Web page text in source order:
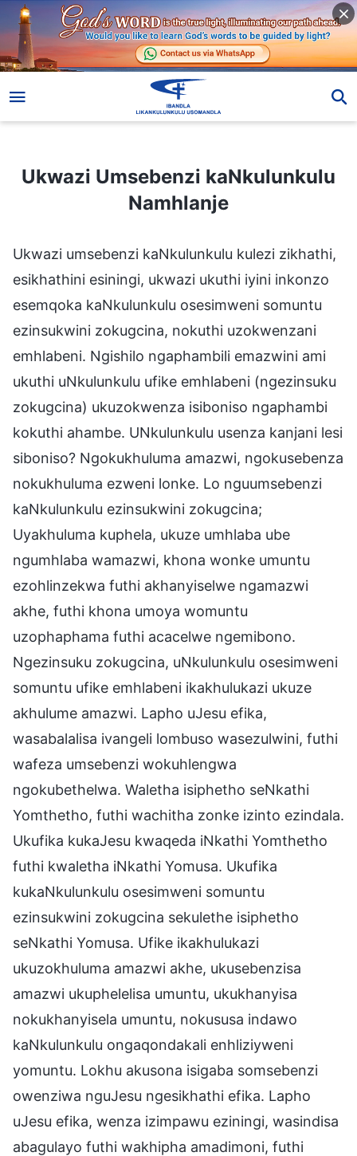
Ukwazi Umsebenzi kaNkulunkulu Namhlanje
Ukwazi Umsebenzi kaNkulunkulu
Namhlanje
Ukwazi umsebenzi kaNkulunkulu kulezi zikhathi,
esikhathini esiningi, ukwazi ukuthi iyini inkonzo
esemqoka kaNkulunkulu osesimweni somuntu
ezinsukwini zokugcina, nokuthi uzokwenzani
emhlabeni. Ngishilo ngaphambili emazwini ami
ukuthi uNkulunkulu ufike emhlabeni (ngezinsuku
zokugcina) ukuzokwenza isiboniso ngaphambi
kokuthi ahambe. UNkulunkulu usenza kanjani lesi
siboniso? Ngokukhuluma amazwi, ngokusebenza
nokukhuluma ezweni lonke. Lo nguumsebenzi
kaNkulunkulu ezinsukwini zokugcina;
Uyakhuluma kuphela, ukuze umhlaba ube
ngumhlaba wamazwi, khona wonke umuntu
ezohlinzekwa futhi akhanyiselwe ngamazwi
akhe, futhi khona umoya womuntu
uzophaphama futhi acacelwe ngemibono.
Ngezinsuku zokugcina, uNkulunkulu osesimweni
somuntu ufike emhlabeni ikakhulukazi ukuze
akhulume amazwi. Lapho uJesu efika,
wasabalalisa ivangeli lombuso wasezulwini, futhi
wafeza umsebenzi wokuhlengwa
ngokubethelwa. Waletha isiphetho seNkathi
Yomthetho, futhi wachitha zonke izinto ezindala.
Ukufika kukaJesu kwaqeda iNkathi Yomthetho
futhi kwaletha iNkathi Yomusa. Ukufika
kukaNkulunkulu osesimweni somuntu
ezinsukwini zokugcina sekulethe isiphetho
seNkathi Yomusa. Ufike ikakhulukazi
ukuzokhuluma amazwi akhe, ukusebenzisa
amazwi ukuphelelisa umuntu, ukukhanyisa
nokukhanyisela umuntu, nokususa indawo
kaNkulunkulu ongaqondakali enhliziyweni
yomuntu. Lokhu akusona isigaba somsebenzi
owenziwa nguJesu ngesikhathi efika. Lapho
uJesu efika, wenza izimpawu eziningi, wasindisa
abagulayo futhi wakhipha amadimoni, futhi